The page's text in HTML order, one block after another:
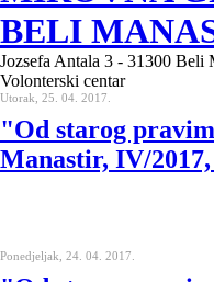
BELI
Jozsefa Antala 3 - 31300 Beli
Volonterski centar
Utorak, 25. 04. 2017.
"Od starog
Manastir, IV/
Ponedjeljak, 24. 04. 2017.